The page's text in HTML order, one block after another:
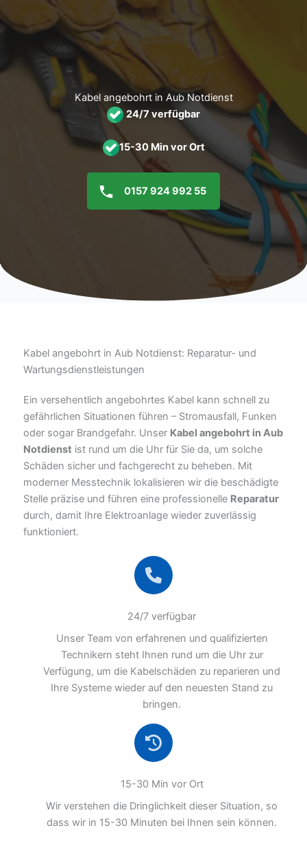
Inhalt
Kabel angebohrt in Aub Notdienst
24/7 verfügbar
15-30 Min vor Ort
0157 924 992 55
Kabel angebohrt in Aub Notdienst: Reparatur- und
Wartungsdienstleistungen
Ein versehentlich angebohrtes Kabel kann schnell zu
gefährlichen Situationen führen – Stromausfall, Funken
oder sogar Brandgefahr. Unser Kabel angebohrt in Aub
Notdienst ist rund um die Uhr für Sie da, um solche
Schäden sicher und fachgerecht zu beheben. Mit
moderner Messtechnik lokalisieren wir die beschädigte
Stelle präzise und führen eine professionelle Reparatur
durch, damit Ihre Elektroanlage wieder zuverlässig
funktioniert.
24/7 verfügbar
Unser Team von erfahrenen und qualifizierten
Technikern steht Ihnen rund um die Uhr zur
Verfügung, um die Kabelschäden zu reparieren und
Ihre Systeme wieder auf den neuesten Stand zu
bringen.
15-30 Min vor Ort
Wir verstehen die Dringlichkeit dieser Situation, so
dass wir in 15-30 Minuten bei Ihnen sein können.